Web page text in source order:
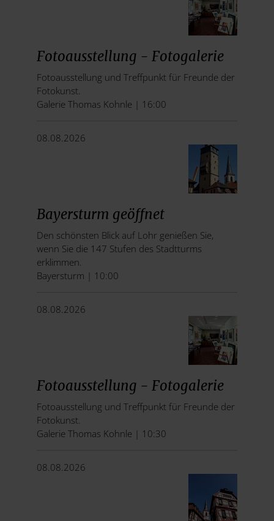
Fotoausstellung - Fotogalerie
Fotoausstellung und Treffpunkt für Freunde der
Fotokunst.
Galerie Thomas Kohnle | 16:00
08.08.2026
Bayersturm geöffnet
Den schönsten Blick auf Lohr genießen Sie,
wenn Sie die 147 Stufen des Stadtturms
erklimmen.
Bayersturm | 10:00
08.08.2026
Fotoausstellung - Fotogalerie
Fotoausstellung und Treffpunkt für Freunde der
Fotokunst.
Galerie Thomas Kohnle | 10:30
08.08.2026